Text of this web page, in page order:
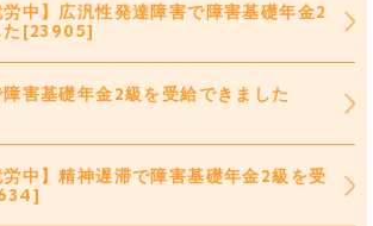
労中】広汎性発達障害で障害基礎年金2
た[23905]
害基礎年金2級を受給できました
労中】精神遅滞で障害基礎年金2級を受